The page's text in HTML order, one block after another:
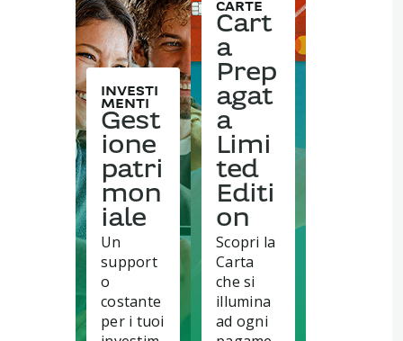
INVESTI
MENTI
Gest
ione
patri
mon
iale
Un
support
o
costante
per i tuoi
CARTE
Cart
a
Prep
agat
a
Limi
ted
Editi
on
Scopri la
Carta
che si
illumina
ad ogni